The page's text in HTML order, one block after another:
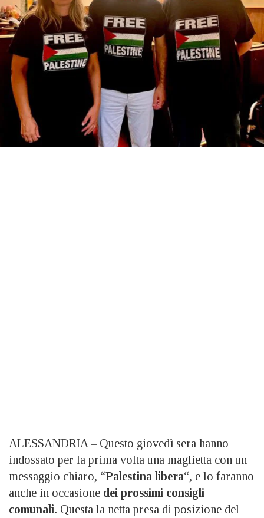
ALESSANDRIA – Questo giovedì sera hanno
indossato per la prima volta una maglietta con un
messaggio chiaro, “Palestina libera“, e lo faranno
anche in occasione dei prossimi consigli
comunali. Questa la netta presa di posizione del